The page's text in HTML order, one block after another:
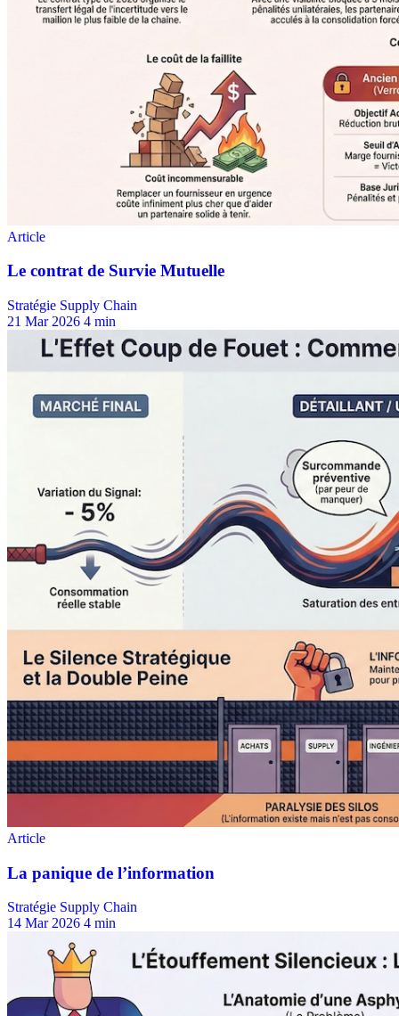
Stratégie Supply Chain
21 Mar 2026 4 min
Stratégie Supply Chain
14 Mar 2026 4 min